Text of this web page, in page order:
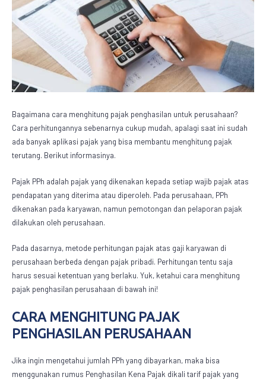
Bagaimana cara menghitung pajak penghasilan untuk perusahaan?
Cara perhitungannya sebenarnya cukup mudah, apalagi saat ini sudah
ada banyak aplikasi pajak yang bisa membantu menghitung pajak
terutang. Berikut informasinya.
Pajak PPh adalah pajak yang dikenakan kepada setiap wajib pajak atas
pendapatan yang diterima atau diperoleh. Pada perusahaan, PPh
dikenakan pada karyawan, namun pemotongan dan pelaporan pajak
dilakukan oleh perusahaan.
Pada dasarnya, metode perhitungan pajak atas gaji karyawan di
perusahaan berbeda dengan pajak pribadi. Perhitungan tentu saja
harus sesuai ketentuan yang berlaku. Yuk, ketahui cara menghitung
pajak penghasilan perusahaan di bawah ini!
CARA MENGHITUNG PAJAK
PENGHASILAN PERUSAHAAN
Jika ingin mengetahui jumlah PPh yang dibayarkan, maka bisa
menggunakan rumus Penghasilan Kena Pajak dikali tarif pajak yang